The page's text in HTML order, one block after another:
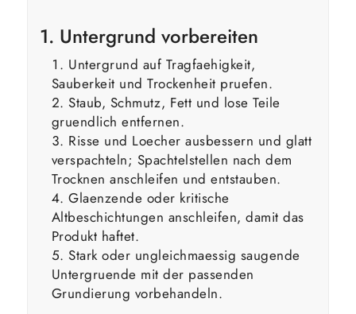
1. Untergrund vorbereiten
Untergrund auf Tragfaehigkeit,
Sauberkeit und Trockenheit pruefen.
Staub, Schmutz, Fett und lose Teile
gruendlich entfernen.
Risse und Loecher ausbessern und glatt
verspachteln; Spachtelstellen nach dem
Trocknen anschleifen und entstauben.
Glaenzende oder kritische
Altbeschichtungen anschleifen, damit das
Produkt haftet.
Stark oder ungleichmaessig saugende
Untergruende mit der passenden
Grundierung vorbehandeln.